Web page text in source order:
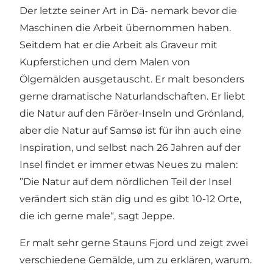
Der letzte seiner Art in Dä- nemark bevor die
Maschinen die Arbeit übernommen haben.
Seitdem hat er die Arbeit als Graveur mit
Kupferstichen und dem Malen von
Ölgemälden ausgetauscht. Er malt besonders
gerne dramatische Naturlandschaften. Er liebt
die Natur auf den Färöer-Inseln und Grönland,
aber die Natur auf Samsø ist für ihn auch eine
Inspiration, und selbst nach 26 Jahren auf der
Insel findet er immer etwas Neues zu malen:
”Die Natur auf dem nördlichen Teil der Insel
verändert sich stän dig und es gibt 10-12 Orte,
die ich gerne male“, sagt Jeppe.
Er malt sehr gerne Stauns Fjord und zeigt zwei
verschiedene Gemälde, um zu erklären, warum.